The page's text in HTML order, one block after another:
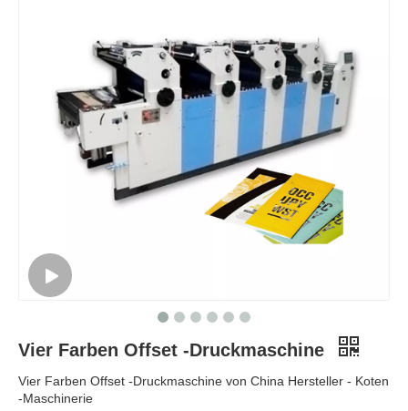
Vier Farben Offset -Druckmaschine
Vier Farben Offset -Druckmaschine von China Hersteller - Koten
-Maschinerie